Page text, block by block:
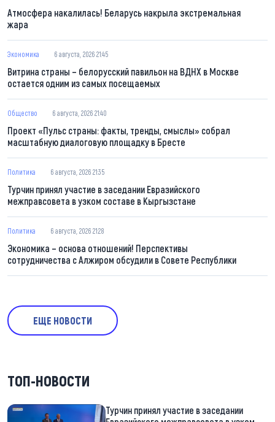
Атмосфера накалилась! Беларусь накрыла экстремальная
жара
Экономика 6 августа, 2026 21:45
Витрина страны – белорусский павильон на ВДНХ в Москве
остается одним из самых посещаемых
Общество 6 августа, 2026 21:40
Проект «Пульс страны: факты, тренды, смыслы» собрал
масштабную диалоговую площадку в Бресте
Политика 6 августа, 2026 21:35
Турчин принял участие в заседании Евразийского
межправсовета в узком составе в Кыргызстане
Политика 6 августа, 2026 21:28
Экономика – основа отношений! Перспективы
сотрудничества с Алжиром обсудили в Совете Республики
ЕЩЕ НОВОСТИ
ТОП-НОВОСТИ
Турчин принял участие в заседании